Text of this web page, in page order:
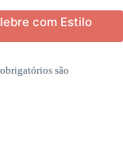
com Estilo
são